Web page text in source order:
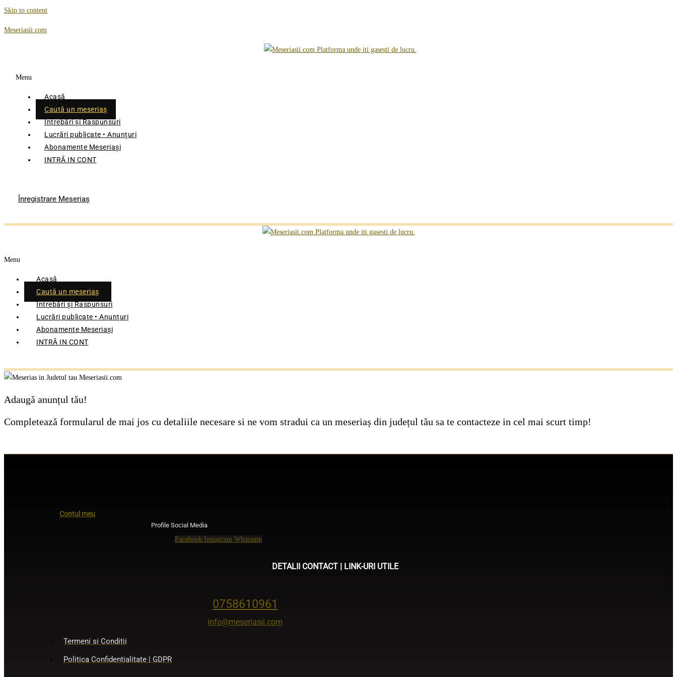
Skip to content
Meseriasii.com
Menu
Acasă
Caută un meseriaș
Întrebări și Raspunsuri
Lucrări publicate • Anunțuri
Abonamente Meseriași
INTRĂ IN CONT
Înregistrare Meseriaş
Menu
Acasă
Caută un meseriaș
Întrebări și Raspunsuri
Lucrări publicate • Anunțuri
Abonamente Meseriași
INTRĂ IN CONT
Adaugă anunțul tău!
Completează formularul de mai jos cu detaliile necesare si ne vom stradui ca un meseriaș din județul tău sa te contacteze in cel mai scurt timp!
Contul meu
Profile Social Media
Facebook Instagram Whatsapp
DETALII CONTACT | LINK-URI UTILE
0758610961
info@meseriasii.com
Termeni si Conditii
Politica Confidentialitate | GDPR